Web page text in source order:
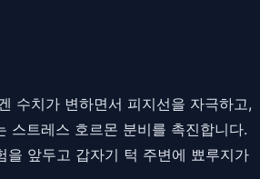
수치가 변하면서 피지선을 자극하고,
스트레스 호르몬 분비를 촉진합니다.
앞두고 갑자기 턱 주변에 뾰루지가